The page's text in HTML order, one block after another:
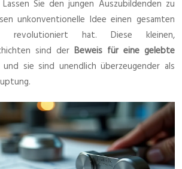
Sie den jungen Auszubildenden zu
unkonventionelle Idee einen gesamten
revolutioniert hat. Diese kleinen,
sind der Beweis für eine gelebte
und sie sind unendlich überzeugender als